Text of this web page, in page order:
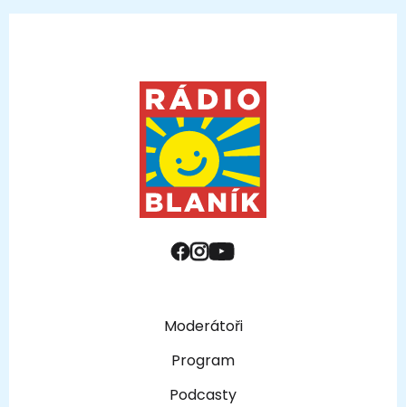
Moderátoři
Program
Podcasty